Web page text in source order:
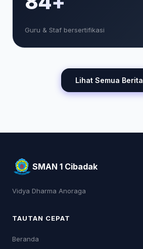
Guru & Staf bersertifikasi
Lihat Semua Berita
SMAN 1 Cibadak
Vidya Dharma Anoraga
TAUTAN CEPAT
Beranda